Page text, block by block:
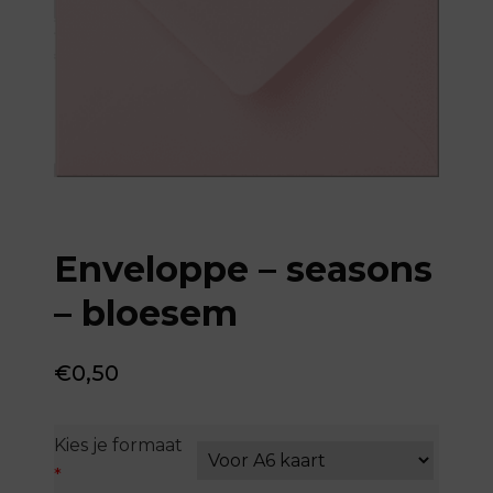
Enveloppe – seasons
– bloesem
€0,50
Kies je formaat
*